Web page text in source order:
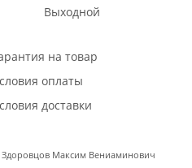
Выходной
на товар
оплаты
доставки
Максим Вениаминович